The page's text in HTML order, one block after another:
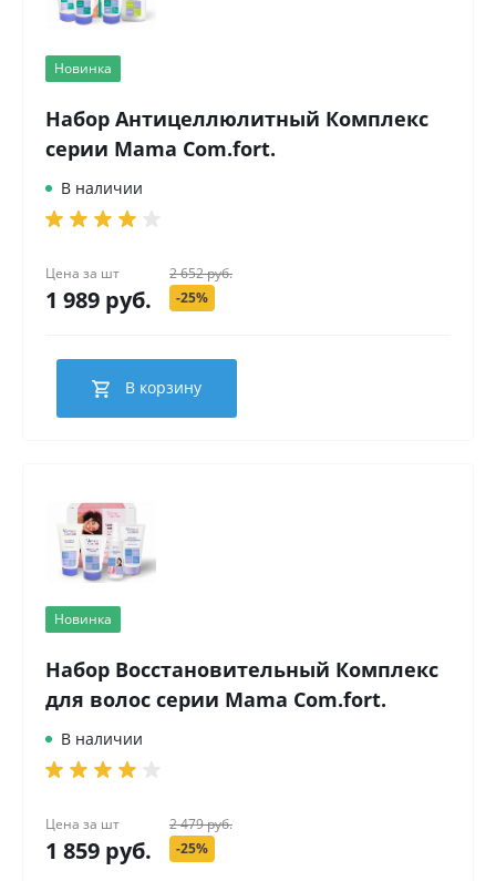
Новинка
Набор Антицеллюлитный Комплекс
серии Mama Com.fort.
В наличии
Цена за шт
1 989 руб.
2 652 руб.
-25%
В корзину
Новинка
Набор Восстановительный Комплекс
для волос серии Mama Com.fort.
В наличии
Цена за шт
1 859 руб.
2 479 руб.
-25%